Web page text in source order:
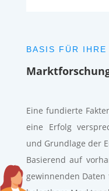
BASIS FÜR IHRE
Eine fundierte
eine Erfolg
und Grundlage der
Basierend auf
gewinnenden